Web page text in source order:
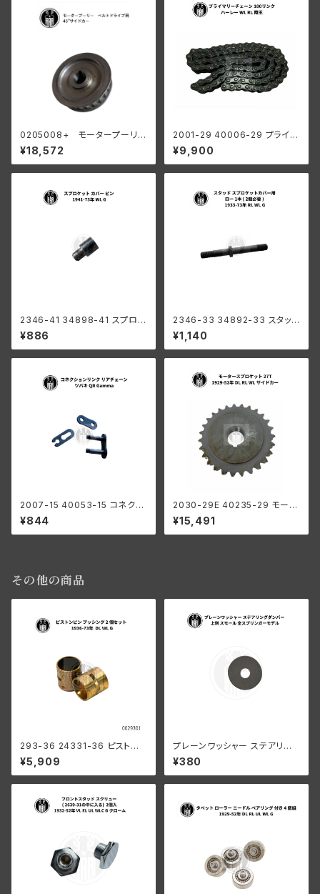
0205008+ モータープーリー
24T ベルトドライブ用 45" サイ
ドカー
¥18,572
2001-29 40006-29 プライマ
リーチェーン 100リンク ハーレ
ーダビッドソン 1929-52年 DL
WL RL 陸王
¥9,900
2346-41 34898-41 スプロケ
ット カバー ピン ハーレーダビッ
ドソン 1941-73年 WL G
¥886
2346-33 34892-33 スタッド
スプロケットカバー用 ロー 1個 (
2個必要 ) ハーレーダビッドソン
1933-73年 RL WL G
¥1,140
2007-15 40053-15 コネクシ
ョンリンク リアチェーン リンク
ツバキ QR Gamma ハーレーダ
ビッドソン
¥844
2030-29E 40235-29 モータ
ー スプロケット 27丁 ハーレー
ダビッドソン 1929-52年 DL W
L RL 陸王 サイドカー
¥15,491
その他の商品
293-36 24331-36 ピストン
ピンブッシング 2個組
¥5,909
プレーンワッシャー ステアリン
グダンパー 上側 スモール ハー
レーダビッドソン 全スプリンガ
ーモデル
¥380